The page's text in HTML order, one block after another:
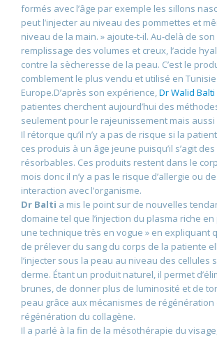
formés avec l’âge par exemple les sillons
peut l’injecter au niveau des pommettes et
niveau de la main. » ajoute-t-il. Au-delà de
remplissage des volumes et creux, l’acide
contre la sècheresse de la peau. C’est le
comblement le plus vendu et utilisé en
Europe.D’après son expérience,Dr Walid Balti
patientes cherchent aujourd’hui des
seulement pour le rajeunissement mais
Il rétorque qu’il n’y a pas de risque si la
ces produis à un âge jeune puisqu’il s’agit
résorbables. Ces produits restent dans le
mois donc il n’y a pas le risque d’allergie ou
interaction avec l’organisme.
Dr Balti a mis le point sur de nouvelles
domaine tel que l’injection du plasma riche en
une technique très en vogue » en expliquant
de prélever du sang du corps de la patiente
l’injecter sous la peau au niveau des cellules
derme. Étant un produit naturel, il permet
brunes, de donner plus de luminosité et de
peau grâce aux mécanismes de régénération
régénération du collagène.
Il a parlé à la fin de la mésothérapie du